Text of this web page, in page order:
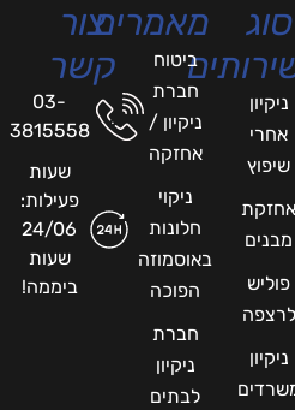
סוג
ניקיון
אחרי
שיפוץ
אחזקת
מבנים
פוליש
לרצפה
ניקיון
מאמרים
ביטוח
חברת
ניקיון /
אחזקה
ניקוי
חלונות
באוסמוזה
הפוכה
חברת
ניקיון
לבתים
צור
קשר
03-
3815558
שעות
פעילות:
24/06
שעות
ביממה!